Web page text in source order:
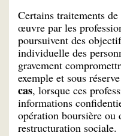
Certains traitements
œuvre par les
poursuivent des
individuelle des
gravement
exemple et sous réserve
cas, lorsque ces
informations
opération boursière ou
restructuration sociale.